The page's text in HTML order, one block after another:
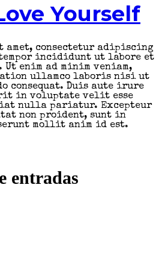
Yourself
amet, consectetur adipiscing
incididunt ut labore et
enim ad minim veniam,
ullamco laboris nisi ut
consequat. Duis aute irure
in voluptate velit esse
nulla pariatur. Excepteur
non proident, sunt in
mollit anim id est.
entradas